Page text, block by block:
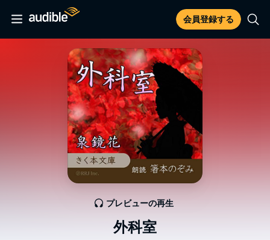
会員登録する
外科室
プレビューの再生